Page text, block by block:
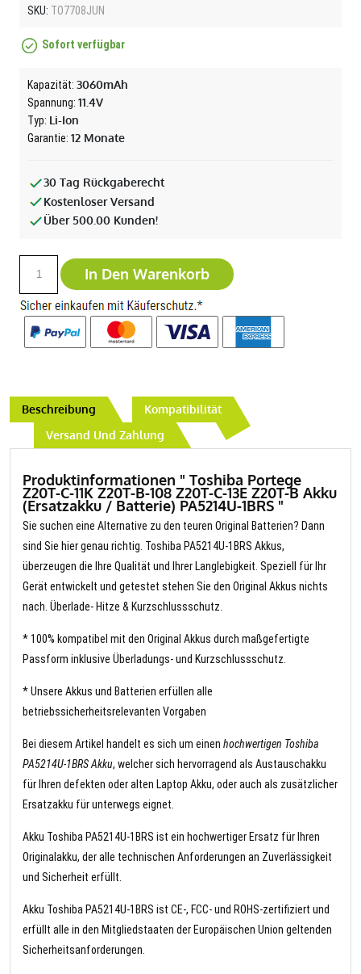
SKU: TO7708JUN
Sofort verfügbar
Kapazität: 3060mAh
Spannung: 11.4V
Typ: Li-Ion
Garantie: 12 Monate
30 Tag Rückgaberecht
Kostenloser Versand
Über 500.00 Kunden!
In Den Warenkorb
Beschreibung
Kompatibilität
Versand Und Zahlung
Produktinformationen " Toshiba Portege
Z20T-C-11K Z20T-B-108 Z20T-C-13E Z20T-B Akku
(Ersatzakku / Batterie) PA5214U-1BRS "
Sie suchen eine Alternative zu den teuren Original Batterien? Dann
sind Sie hier genau richtig. Toshiba PA5214U-1BRS Akkus,
überzeugen die Ihre Qualität und Ihrer Langlebigkeit. Speziell für Ihr
Gerät entwickelt und getestet stehen Sie den Original Akkus nichts
nach. Überlade- Hitze & Kurzschlussschutz.
* 100% kompatibel mit den Original Akkus durch maßgefertigte
Passform inklusive Überladungs- und Kurzschlussschutz.
* Unsere Akkus und Batterien erfüllen alle
betriebssicherheitsrelevanten Vorgaben
Bei diesem Artikel handelt es sich um einen hochwertigen Toshiba
PA5214U-1BRS Akku, welcher sich hervorragend als Austauschakku
für Ihren defekten oder alten Laptop Akku, oder auch als zusätzlicher
Ersatzakku für unterwegs eignet.
Akku Toshiba PA5214U-1BRS ist ein hochwertiger Ersatz für Ihren
Originalakku, der alle technischen Anforderungen an Zuverlässigkeit
und Sicherheit erfüllt.
Akku Toshiba PA5214U-1BRS ist CE-, FCC- und ROHS-zertifiziert und
erfüllt alle in den Mitgliedstaaten der Europäischen Union geltenden
Sicherheitsanforderungen.